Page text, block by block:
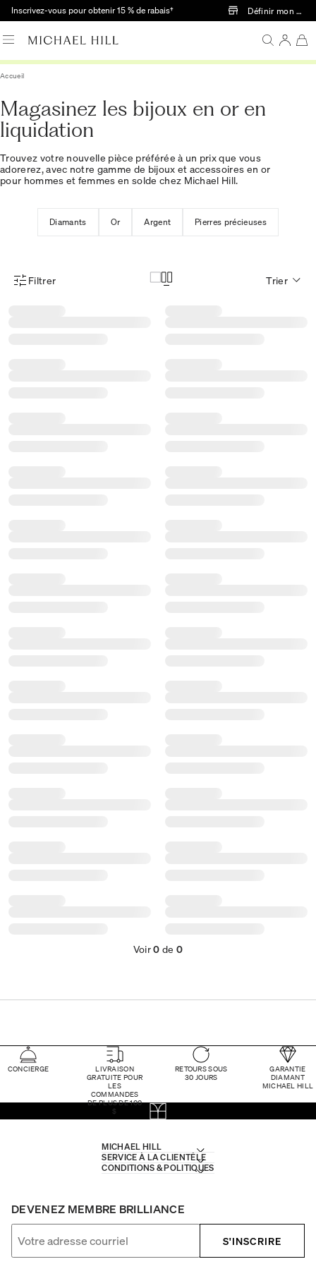
Passer au contenu principal
Inscrivez-vous pour obtenir 15 % de rabais† Définir mon
Accueil
Magasinez les bijoux en or en
liquidation
Trouvez votre nouvelle pièce préférée à un prix que vous
adorerez, avec notre gamme de bijoux et accessoires en or
pour hommes et femmes en solde chez Michael Hill.
Diamants Or Argent Pierres précieuses
Menu des filtres d'articles
Filtrer Trier
Voir0 de 0
CONCIERGE
LIVRAISON
GRATUITE POUR
LES
COMMANDES
DE PLUS DE 100
$
RETOURS SOUS
30 JOURS
GARANTIE
DIAMANT
MICHAEL HILL
MICHAEL HILL
SERVICE À LA CLIENTÈLE
CONDITIONS & POLITIQUES
DEVENEZ MEMBRE BRILLIANCE
S'INSCRIRE